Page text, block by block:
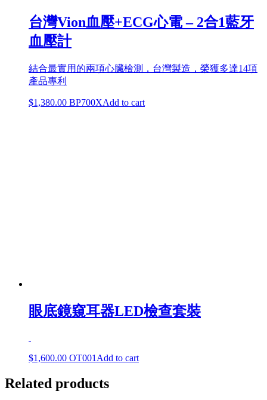
台灣Vion血壓+ECG心電 – 2合1藍牙
血壓計
結合最實用的兩項心臟檢測，台灣製造，榮獲多達14項
產品專利
$1,380.00 BP700XAdd to cart
眼底鏡窺耳器LED檢查套裝
$1,600.00 OT001 Add to cart
Related products